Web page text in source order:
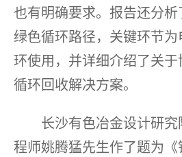
也有明确要求。报告还分
绿色循环路径，关键环节
环使用，并详细介绍了关
循环回收解决方案。
长沙有色冶金设计研
程师姚腾猛先生作了题为